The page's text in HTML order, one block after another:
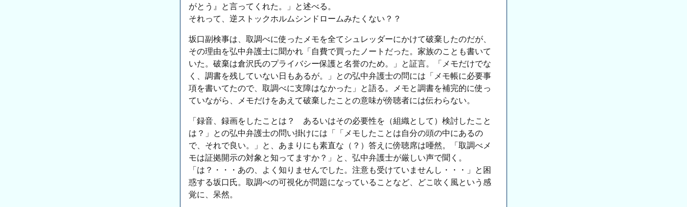
がとう』と言ってくれた。」と述べる。
それって、逆ストックホルムシンドロームみたくない？？
坂口副検事は、取調べに使ったメモを全てシュレッダーにかけて破棄したのだが、
その理由を弘中弁護士に聞かれ「自費で買ったノートだった。家族のことも書いて
いた。破棄は倉沢氏のプライバシー保護と名誉のため。」と証言。「メモだけでな
く、調書を残していない日もあるが。」との弘中弁護士の問には「メモ帳に必要事
項を書いてたので、取調べに支障はなかった」と語る。メモと調書を補完的に使っ
ていながら、メモだけをあえて破棄したことの意味が傍聴者には伝わらない。
「録音、録画をしたことは？ あるいはその必要性を（組織として）検討したこと
は？」との弘中弁護士の問い掛けには「「メモしたことは自分の頭の中にあるの
で、それで良い。」と、あまりにも素直な（？）答えに傍聴席は唖然。「取調べメ
モは証拠開示の対象と知ってますか？」と、弘中弁護士が厳しい声で聞く。
「は？・・・あの、よく知りませんでした。注意も受けていませんし・・・」と困
惑する坂口氏。取調べの可視化が問題になっていることなど、どこ吹く風という感
覚に、呆然。